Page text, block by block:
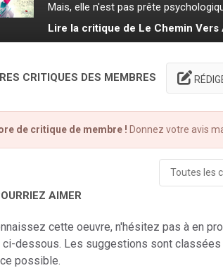
Mais, elle n'est pas prête
Lire la critique de Le Chemin Vers
CRITIQUES DES MEMBRES
de critique de membre ! Donnez votre avis
Toutes les
AIMER
cette oeuvre, n'hésitez pas à en
dessous. Les suggestions sont
possible.